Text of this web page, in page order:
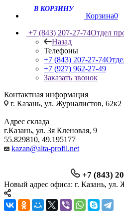
Корзина0
+7 (843) 207-27-74Отдел
Назад
Телефоны
+7 (843) 207-27-74
+7 (927) 962-27-49
Заказать звонок
Контактная информация
г. Казань, ул. Журналистов, 62к2
Адрес склада
г.Казань, ул. 3я Кленовая, 9
55.829810, 49.195177
kazan@alta-profil.net
+7 (843)
Новый адрес офиса: г. Казань, ул.